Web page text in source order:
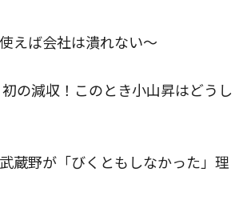
えば会社は潰れない〜
の減収！このとき小山昇はどうし
蔵野が「びくともしなかった」理